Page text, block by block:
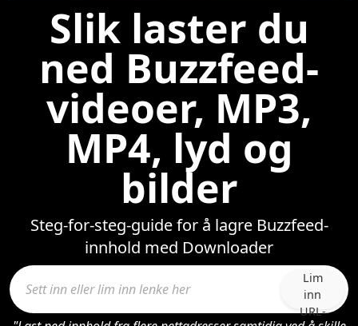
Slik laster du
ned Buzzfeed-
videoer, MP3,
MP4, lyd og
bilder
Steg-for-steg-guide for å lagre Buzzfeed-
innhold med Downloader
Lim
inn
URL-